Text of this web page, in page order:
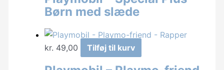
Børn med slæde
kr. 49,00 Tilføj til kurv